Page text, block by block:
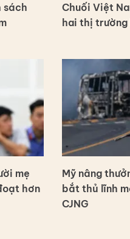
sách
Chuối Việt
hai thị trường
mẹ
hơn
Mỹ nâng
bắt thủ lĩnh
CJNG